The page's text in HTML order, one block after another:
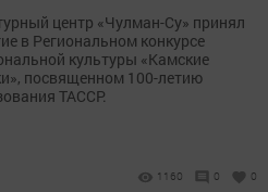
центр «Чулман-Су» принял
в Региональном конкурсе
культуры «Камские
посвященном 100-летию
ТАССР.
1160 0 0